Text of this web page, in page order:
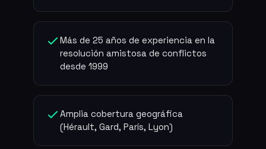
Más de 25 años de experiencia en la
resolución amistosa de conflictos
desde 1999
Amplia cobertura geográfica
(Hérault, Gard, París, Lyon)